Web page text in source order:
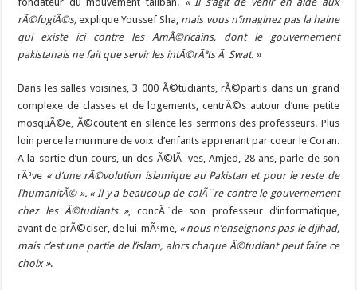
rÃ©fugiÃ©s,explique Youssef Sha, mais vous n’imaginez pas la haine
qui existe ici contre les AmÃ©ricains, dont le gouvernement
pakistanais ne fait que servir les intÃ©rÃªts Ã Swat. »
Dans les salles voisines, 3 000 Ã©tudiants, rÃ©partis dans un grand
complexe de classes et de logements, centrÃ©s autour d’une petite
mosquÃ©e, Ã©coutent en silence les sermons des professeurs. Plus
loin perce le murmure de voix d’enfants apprenant par coeur le Coran.
A la sortie d’un cours, un des Ã©lÃ¨ves, Amjed, 28 ans, parle de son
rÃªve « d’une rÃ©volution islamique au Pakistan et pour le reste de
l’humanitÃ© ». « Il y a beaucoup de colÃ¨re contre le gouvernement
chez les Ã©tudiants », concÃ¨de son professeur d’informatique,
avant de prÃ©ciser, de lui-mÃªme, « nous n’enseignons pas le djihad,
mais c’est une partie de l’islam, alors chaque Ã©tudiant peut faire ce
choix ».